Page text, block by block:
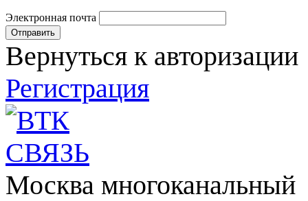
Электронная почта
Вернуться к авторизации
Регистрация
Москва многоканальный